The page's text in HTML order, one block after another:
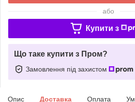
або
Купити з
Що таке купити з Пром?
Замовлення під захистом
Опис Доставка Оплата